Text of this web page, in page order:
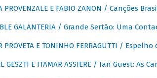
PROVENZALE E FABIO ZANON / Canções
GALANTERIA / Grande Sertão: Uma
PROVETA E TONINHO FERRAGUTTI / Espelho
GESZTI E ITAMAR ASSIERE / Ian Guest: As